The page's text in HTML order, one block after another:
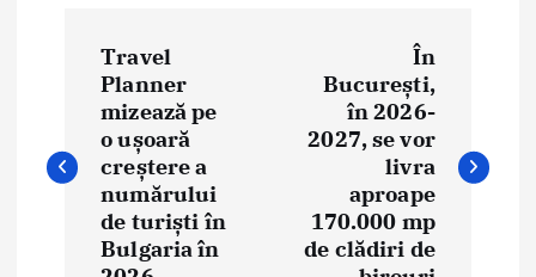
i
Travel
Planner
mizează pe
o ușoară
creștere a
numărului
de turiști în
Bulgaria în
În
București,
în 2026-
2027, se vor
livra
aproape
170.000 mp
de clădiri de